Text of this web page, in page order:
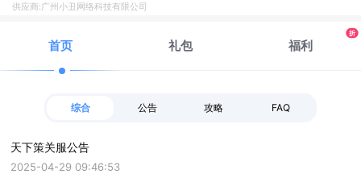
供应商:广州小丑网络科技有限公司
首页 礼包 福利
折
综合 公告 攻略 FAQ
天下策关服公告
2025-04-29 09:46:53